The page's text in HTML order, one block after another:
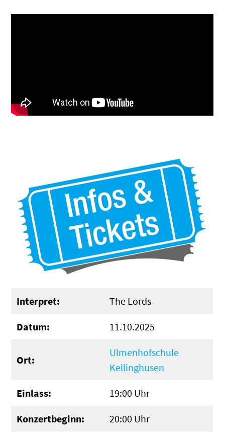
Interpret: The Lords
Datum: 11.10.2025
Ort:
Ulmenhofschule
Kellinghusen
Einlass: 19:00 Uhr
Konzertbeginn: 20:00 Uhr